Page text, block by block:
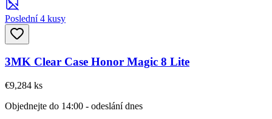
Poslední 4 kusy
3MK Clear Case Honor Magic 8 Lite
€9,284 ks
Objednejte do 14:00 - odeslání dnes